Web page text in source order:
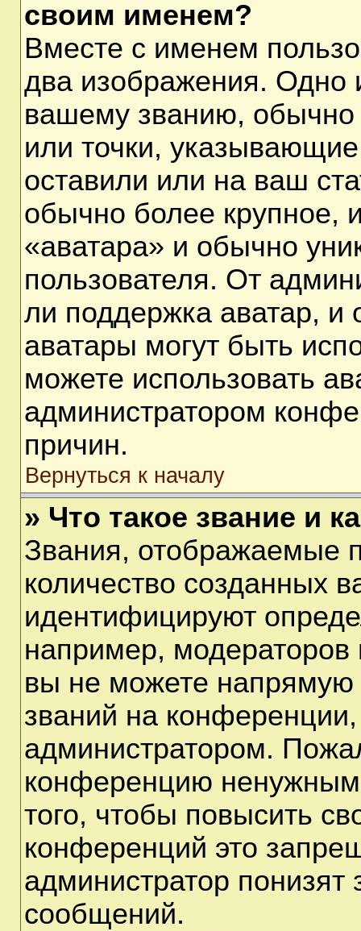
своим именем?
Вместе с именем
два изображения. Одно
вашему званию, обычно
или точки,
оставили или на ваш
обычно более крупное,
«аватара» и обычно
пользователя. От
ли поддержка аватар, и
аватары могут быть
можете использовать
администратором
причин.
Вернуться к началу
» Что такое звание и
Звания, отображаемые
количество созданных
идентифицируют
например,
вы не можете напрямую
званий на
администратором.
конференцию
того, чтобы повысить
конференций это
администратор понизят
сообщений.